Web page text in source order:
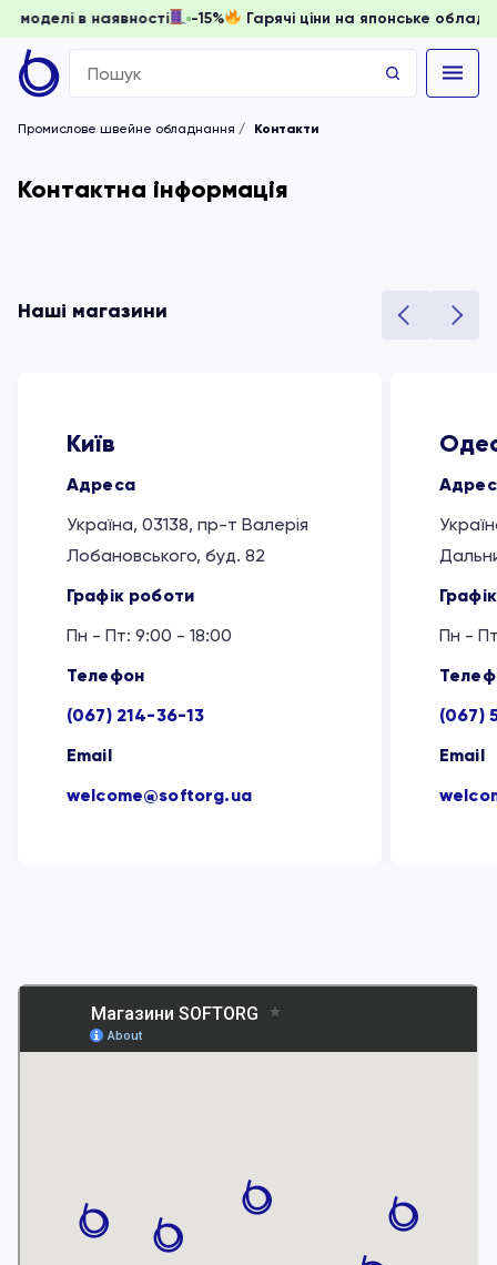
моделі в наявності -15% Гарячі ціни на японське
Search
for:
Промислове швейне обладнання Контакти
Контактна інформація
Наші магазини
Київ
Адресa
Україна, 03138, пр-т Валерія
Лобановського, буд. 82
Графік роботи
Пн - Пт: 9:00 - 18:00
Телефон
(067) 214-36-13
Email
welcome@softorg.ua
Пн -
(067)
Email